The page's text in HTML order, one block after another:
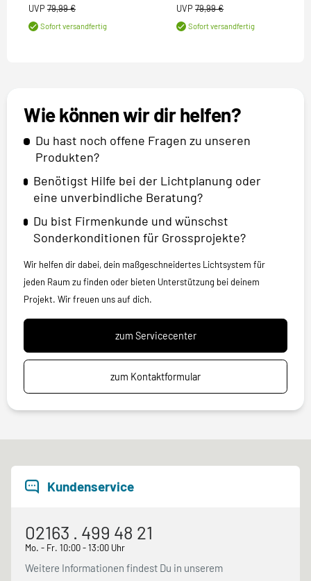
UVP 79,99 €
Sofort versandfertig
UVP 79,99 €
Sofort versandfertig
Wie können wir dir helfen?
Du hast noch offene Fragen zu unseren
Produkten?
Benötigst Hilfe bei der Lichtplanung oder
eine unverbindliche Beratung?
Du bist Firmenkunde und wünschst
Sonderkonditionen für Grossprojekte?
Wir helfen dir dabei, dein maßgeschneidertes Lichtsystem für
jeden Raum zu finden oder bieten Unterstützung bei deinem
Projekt. Wir freuen uns auf dich.
zum Servicecenter
zum Kontaktformular
Kundenservice
02163 . 499 48 21
Mo. - Fr. 10:00 - 13:00 Uhr
Weitere Informationen findest Du in unserem